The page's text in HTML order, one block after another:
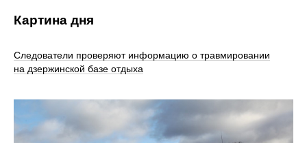
Картина дня
Следователи проверяют информацию о травмировании
на дзержинской базе отдыха